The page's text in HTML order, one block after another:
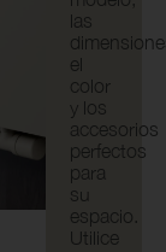
las
el
color
y los
accesorios
perfectos
para
su
espacio.
Utilice